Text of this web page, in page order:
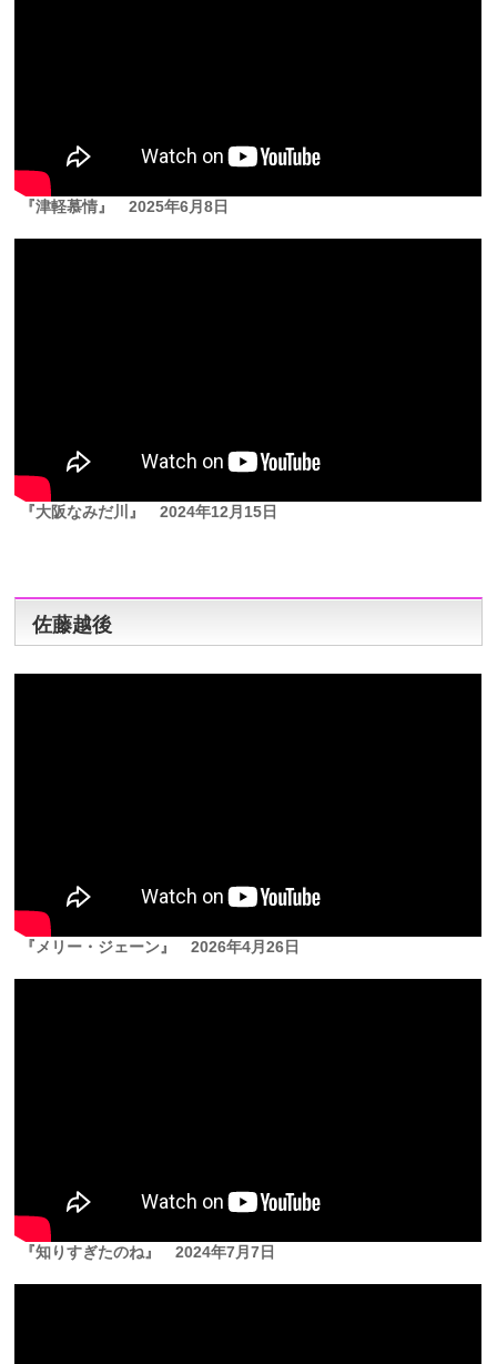
『津軽慕情』2025年6月8日
『大阪なみだ川』2024年12月15日
佐藤越後
『メリー・ジェーン』2026年4月26日
『知りすぎたのね』2024年7月7日